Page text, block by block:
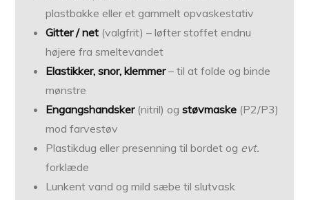
plastbakke eller et gammelt opvaskestativ
Gitter / net (valgfrit) – løfter stoffet endnu
højere fra smeltevandet
Elastikker, snor, klemmer– til at folde og binde
mønstre
Engangshandsker(nitril) ogstøvmaske (P2/P3)
mod farvestøv
Plastikdug eller presenning til bordet og evt.
forklæde
Lunkent vand og mild sæbe til slutvask